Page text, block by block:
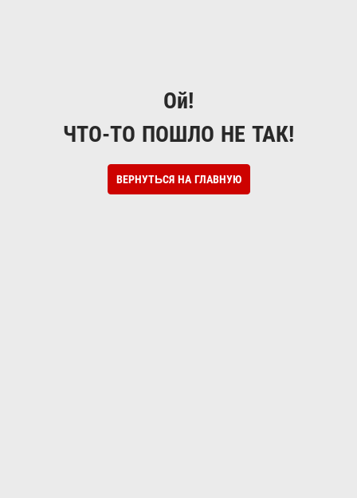
Ой!
ЧТО-ТО ПОШЛО НЕ ТАК!
ВЕРНУТЬСЯ НА ГЛАВНУЮ